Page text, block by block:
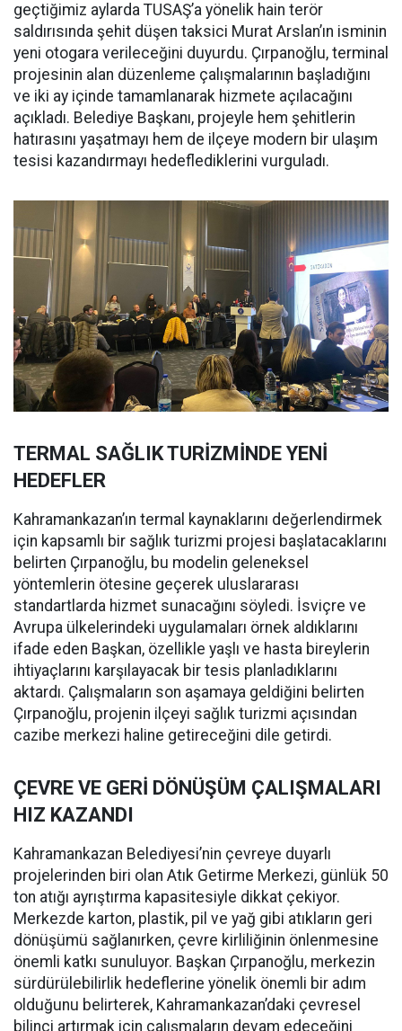
geçtiğimiz aylarda TUSAŞ’a yönelik hain terör
saldırısında şehit düşen taksici Murat Arslan’ın isminin
yeni otogara verileceğini duyurdu. Çırpanoğlu, terminal
projesinin alan düzenleme çalışmalarının başladığını
ve iki ay içinde tamamlanarak hizmete açılacağını
açıkladı. Belediye Başkanı, projeyle hem şehitlerin
hatırasını yaşatmayı hem de ilçeye modern bir ulaşım
tesisi kazandırmayı hedeflediklerini vurguladı.
TERMAL SAĞLIK TURİZMİNDE YENİ
HEDEFLER
Kahramankazan’ın termal kaynaklarını değerlendirmek
için kapsamlı bir sağlık turizmi projesi başlatacaklarını
belirten Çırpanoğlu, bu modelin geleneksel
yöntemlerin ötesine geçerek uluslararası
standartlarda hizmet sunacağını söyledi. İsviçre ve
Avrupa ülkelerindeki uygulamaları örnek aldıklarını
ifade eden Başkan, özellikle yaşlı ve hasta bireylerin
ihtiyaçlarını karşılayacak bir tesis planladıklarını
aktardı. Çalışmaların son aşamaya geldiğini belirten
Çırpanoğlu, projenin ilçeyi sağlık turizmi açısından
cazibe merkezi haline getireceğini dile getirdi.
ÇEVRE VE GERİ DÖNÜŞÜM ÇALIŞMALARI
HIZ KAZANDI
Kahramankazan Belediyesi’nin çevreye duyarlı
projelerinden biri olan Atık Getirme Merkezi, günlük 50
ton atığı ayrıştırma kapasitesiyle dikkat çekiyor.
Merkezde karton, plastik, pil ve yağ gibi atıkların geri
dönüşümü sağlanırken, çevre kirliliğinin önlenmesine
önemli katkı sunuluyor. Başkan Çırpanoğlu, merkezin
sürdürülebilirlik hedeflerine yönelik önemli bir adım
olduğunu belirterek, Kahramankazan’daki çevresel
bilinci artırmak için çalışmaların devam edeceğini